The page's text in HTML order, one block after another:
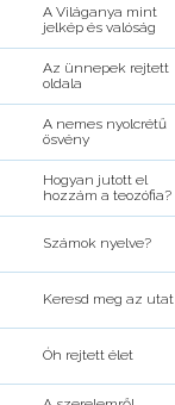
A Világanya mint
jelkép és valóság
Az ünnepek rejtett
oldala
A nemes nyolcrétű
ösvény
Hogyan jutott el
hozzám a teozófia?
Számok nyelve?
Keresd meg az utat
Óh rejtett élet